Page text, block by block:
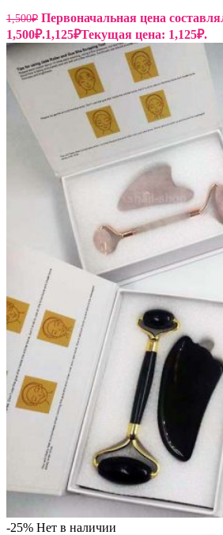
1,500₽ Первоначальная цена
1,500₽.1,125₽Текущая цена: 1,125₽.
-25% Нет в наличии